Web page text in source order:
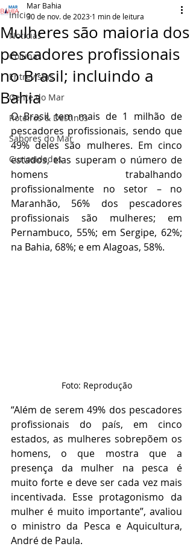
Início
Notícias
Colunas
Entrevistas
Gente do Mar
Roteiros & Destinos
Sabores do Mar
Curiosidades
Mulheres são maioria dos
pescadores profissionais
no Brasil; incluindo a
Bahia
Mar Bahia
30 de nov. de 2023 1 min de leitura
O Brasil tem mais de 1 milhão de
pescadores profissionais, sendo que
49% deles são mulheres. Em cinco
estados, elas superam o número de
homens trabalhando
profissionalmente no setor – no
Maranhão, 56% dos pescadores
profissionais são mulheres; em
Pernambuco, 55%; em Sergipe, 62%;
na Bahia, 68%; e em Alagoas, 58%.
Foto: Reprodução
“Além de serem 49% dos pescadores
profissionais do país, em cinco
estados, as mulheres sobrepõem os
homens, o que mostra que a
presença da mulher na pesca é
muito forte e deve ser cada vez mais
incentivada. Esse protagonismo da
mulher é muito importante”, avaliou
o ministro da Pesca e Aquicultura,
André de Paula.